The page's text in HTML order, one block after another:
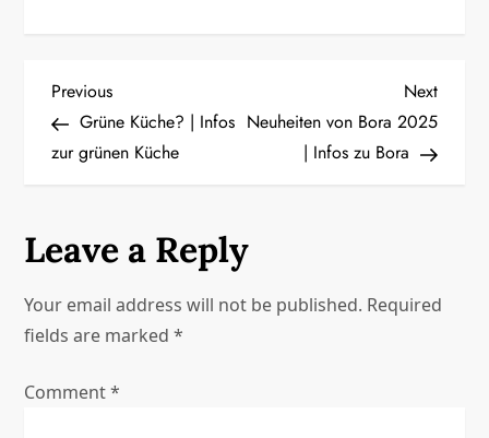
P
o
t
n
a
v
Previous
Post
Previous
Grüne Küche? | Infos
zur grünen Küche
Next
Post
Next
Neuheiten von Bora 2025
| Infos zu Bora
Leave a Reply
Your email address will not be published. Required
fields are marked*
Comment*